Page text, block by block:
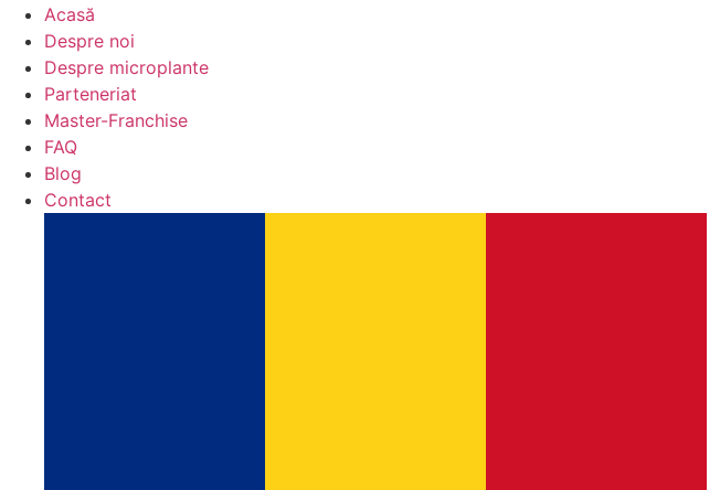
Acasă
Despre noi
Despre microplante
Parteneriat
Master-Franchise
FAQ
Blog
Contact